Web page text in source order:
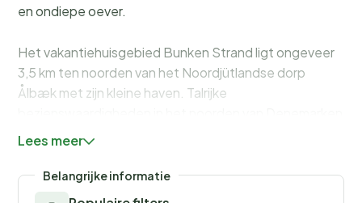
en ondiepe oever.
Het vakantiehuisgebied Bunken Strand ligt ongeveer
3,5 km ten noorden van het Noordjütlandse dorp
Ålbæk met zijn kleine haven. Talrijke
zijn vanaf hier goed bereikbaar en vormen zo een
Råbjerg Mile, het Noordzee-Oceanarium, een
Lees meer
Belangrijke informatie